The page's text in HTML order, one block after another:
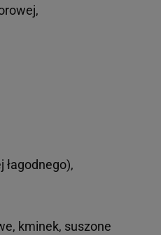
łagodnego),
kminek, suszone